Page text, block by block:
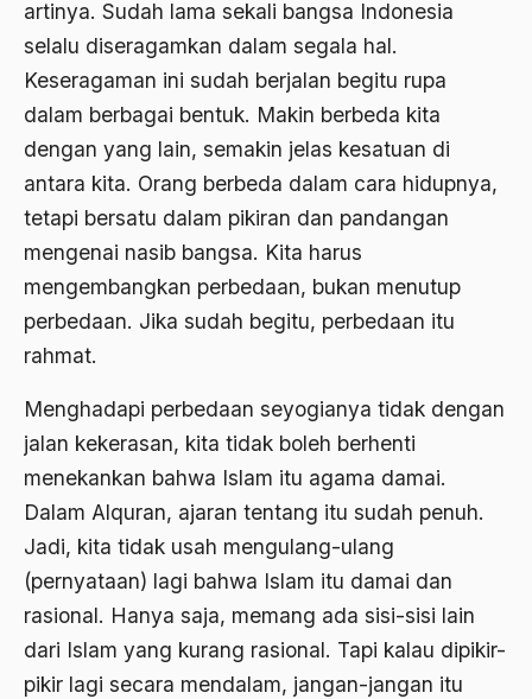
artinya. Sudah lama sekali bangsa Indonesia
selalu diseragamkan dalam segala hal.
Keseragaman ini sudah berjalan begitu rupa
dalam berbagai bentuk. Makin berbeda kita
dengan yang lain, semakin jelas kesatuan di
antara kita. Orang berbeda dalam cara hidupnya,
tetapi bersatu dalam pikiran dan pandangan
mengenai nasib bangsa. Kita harus
mengembangkan perbedaan, bukan menutup
perbedaan. Jika sudah begitu, perbedaan itu
rahmat.
Menghadapi perbedaan seyogianya tidak dengan
jalan kekerasan, kita tidak boleh berhenti
menekankan bahwa Islam itu agama damai.
Dalam Alquran, ajaran tentang itu sudah penuh.
Jadi, kita tidak usah mengulang-ulang
(pernyataan) lagi bahwa Islam itu damai dan
rasional. Hanya saja, memang ada sisi-sisi lain
dari Islam yang kurang rasional. Tapi kalau dipikir-
pikir lagi secara mendalam, jangan-jangan itu
Agum Gumelar
Agus Miftah
Ahimsa
ahli fikih
Ahli Ilmu Agama
Ahli waris
ahlul sunnah wal jamaah
Ahlussunnah Wal jamaah
Ahmad Benbella
Ahmad Daudy
Ahmad Dhani
Ahmad Hasan Rurbi
Ahmad Khomeini